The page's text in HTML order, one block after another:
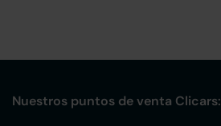
Nuestros puntos de venta Clicars: